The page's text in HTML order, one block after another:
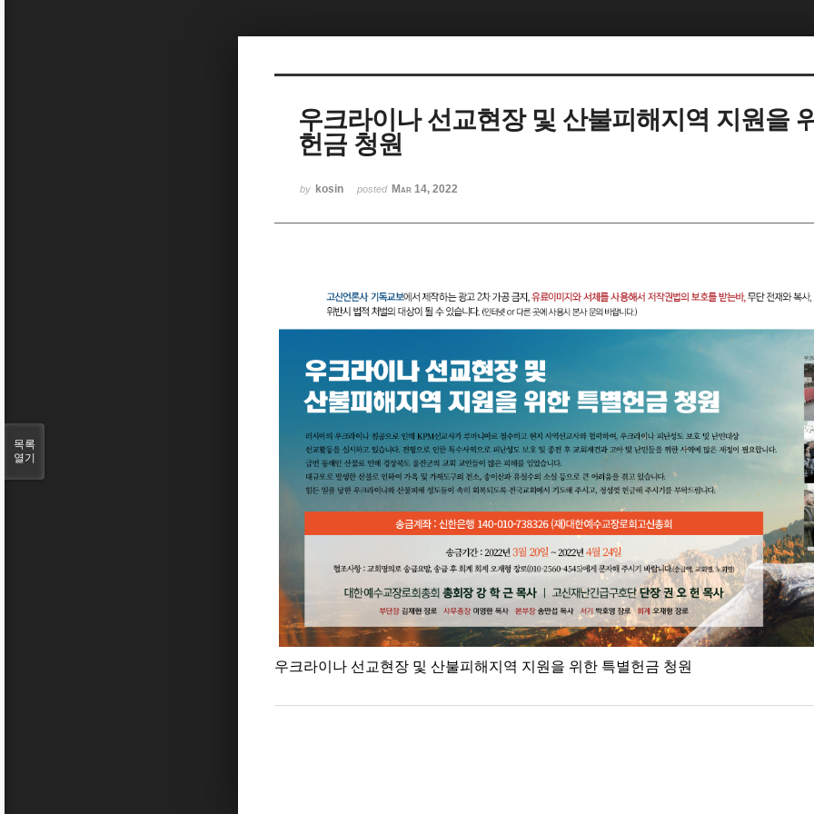
우크라이나 선교현장 및 산불피해지역 지원을
헌금 청원
by kosin posted Mar 14, 2022
우크라이나 선교현장 및 산불피해지역 지원을 위한 특별헌금 청원
목록
열기
Sketchbook5, 스케치북5
Sketchbook5, 스케치북5